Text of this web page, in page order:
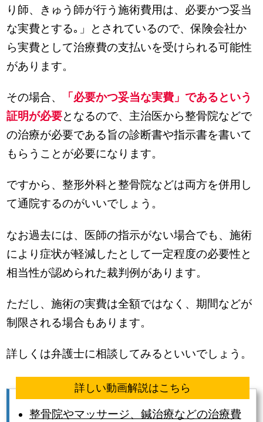
り師、きゅう師が行う施術費用は、必要かつ妥当
な実費とする｡」とされているので、保険会社か
ら実費として治療費の支払いを受けられる可能性
があります。
その場合、
「必要かつ妥当な実費」であるという
証明が必要となるので、主治医から整骨院などで
の治療が必要である旨の診断書や指示書を書いて
もらうことが必要になります。
ですから、整形外科と整骨院などは両方を併用し
て通院するのがいいでしょう。
なお過去には、医師の指示がない場合でも、施術
により症状が軽減したとして一定程度の必要性と
相当性が認められた裁判例があります。
ただし、施術の実費は全額ではなく、期間などが
制限される場合もあります。
詳しくは弁護士に相談してみるといいでしょう。
詳しい動画解説はこちら
整骨院やマッサージ、鍼治療などの治療費